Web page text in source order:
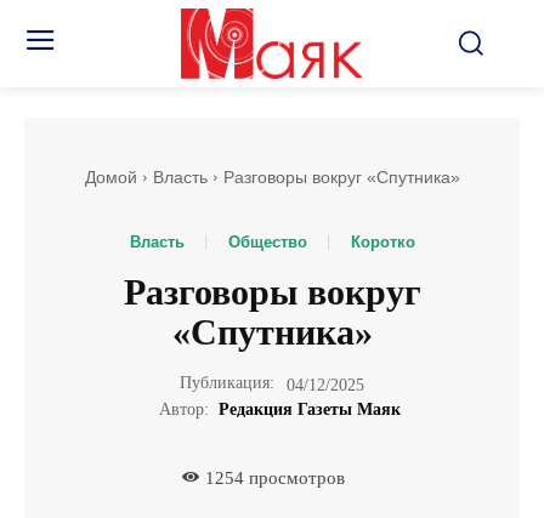
Домой Власть Разговоры вокруг «Спутника»
Власть Общество Коротко
Разговоры вокруг
«Спутника»
Публикация:
04/12/2025
Автор: Редакция Газеты Маяк
1254просмотров